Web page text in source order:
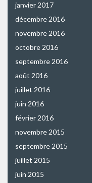
janvier 2017
décembre 2016
novembre 2016
octobre 2016
septembre 2016
août 2016
juillet 2016
juin 2016
février 2016
novembre 2015
septembre 2015
juillet 2015
juin 2015